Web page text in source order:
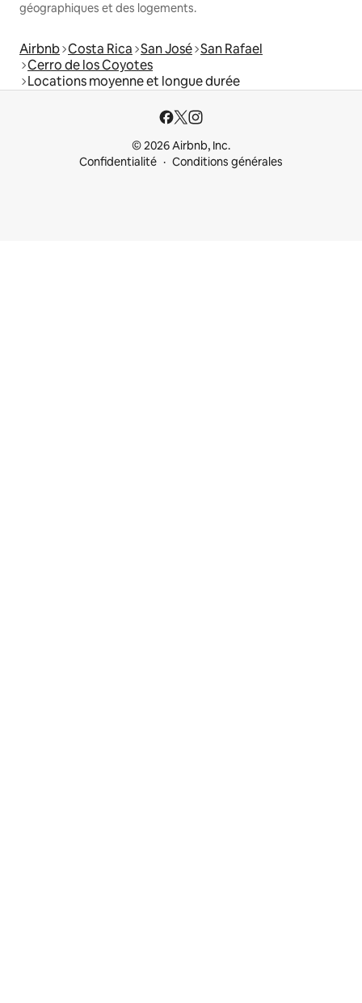
géographiques et des logements.
Airbnb Costa Rica San José San Rafael
Cerro de los Coyotes
Locations moyenne et longue durée
© 2026 Airbnb, Inc.
Confidentialité
Conditions générales